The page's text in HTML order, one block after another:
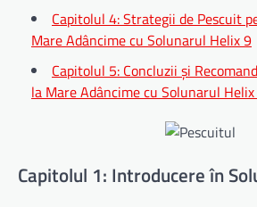
Capitolul 4: Strategii de Pescuit
Mare Adâncime cu Solunarul Helix 9
Capitolul 5: Concluzii și
la Mare Adâncime cu Solunarul
Capitolul 1: Introducere în